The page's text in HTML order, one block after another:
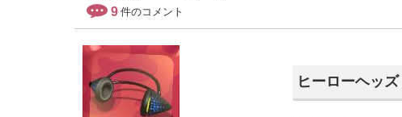
9 件のコメント
ヒーローヘッ